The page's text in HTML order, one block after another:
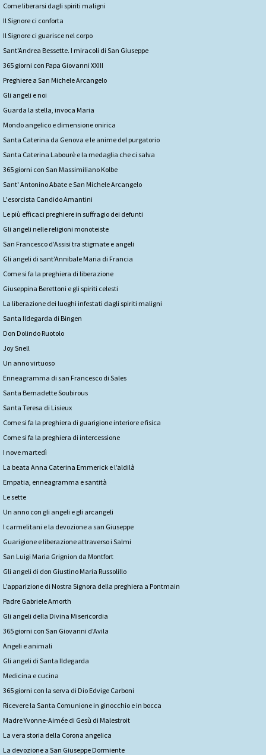
Come liberarsi dagli spiriti maligni
Il Signore ci conforta
Il Signore ci guarisce nel corpo
Sant'Andrea Bessette. I miracoli di San Giuseppe
365 giorni con Papa Giovanni XXIII
Preghiere a San Michele Arcangelo
Gli angeli e noi
Guarda la stella, invoca Maria
Mondo angelico e dimensione onirica
Santa Caterina da Genova e le anime del purgatorio
Santa Caterina Labourè e la medaglia che ci salva
365 giorni con San Massimiliano Kolbe
Sant' Antonino Abate e San Michele Arcangelo
L'esorcista Candido Amantini
Le più efficaci preghiere in suffragio dei defunti
Gli angeli nelle religioni monoteiste
San Francesco d’Assisi tra stigmate e angeli
Gli angeli di sant’Annibale Maria di Francia
Come si fa la preghiera di liberazione
Giuseppina Berettoni e gli spiriti celesti
La liberazione dei luoghi infestati dagli spiriti maligni
Santa Ildegarda di Bingen
Don Dolindo Ruotolo
Joy Snell
Un anno virtuoso
Enneagramma di san Francesco di Sales
Santa Bernadette Soubirous
Santa Teresa di Lisieux
Come si fa la preghiera di guarigione interiore e fisica
Come si fa la preghiera di intercessione
I nove martedì
La beata Anna Caterina Emmerick e l’aldilà
Empatia, enneagramma e santità
Le sette
Un anno con gli angeli e gli arcangeli
I carmelitani e la devozione a san Giuseppe
Guarigione e liberazione attraverso i Salmi
San Luigi Maria Grignion da Montfort
Gli angeli di don Giustino Maria Russolillo
L’apparizione di Nostra Signora della preghiera a Pontmain
Padre Gabriele Amorth
Gli angeli della Divina Misericordia
365 giorni con San Giovanni d'Avila
Angeli e animali
Gli angeli di Santa Ildegarda
Medicina e cucina
365 giorni con la serva di Dio Edvige Carboni
Ricevere la Santa Comunione in ginocchio e in bocca
Madre Yvonne-Aimée di Gesù di Malestroit
La vera storia della Corona angelica
La devozione a San Giuseppe Dormiente